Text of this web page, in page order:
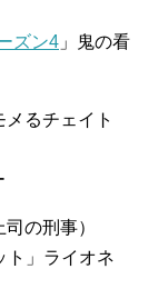
ズン4 」鬼の看
メるチェイト
司の刑事）
ト」ライオネ